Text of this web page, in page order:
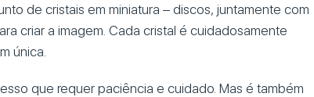
de cristais em miniatura – discos, juntamente com
criar a imagem. Cada cristal é cuidadosamente
única.
que requer paciência e cuidado. Mas é também